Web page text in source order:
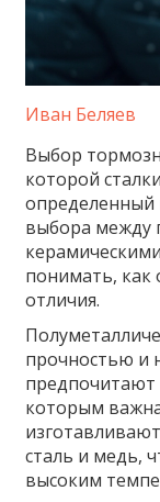
Иван Беляев
Выбор
которой
определенный
выбора между
понимать, как
отличия.
прочностью и
которым
сталь и медь,
высоким